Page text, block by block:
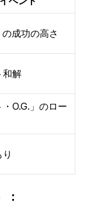
成功の高さ
和解
・O.G.」のロー